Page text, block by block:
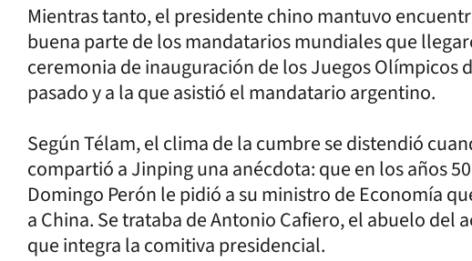
Mientras tanto, el presidente chino mantuvo
buena parte de los mandatarios mundiales que
ceremonia de inauguración de los Juegos Olímpicos
pasado y a la que asistió el mandatario argentino.
Según Télam, el clima de la cumbre se distendió
compartió a Jinping una anécdota: que en los años
Domingo Perón le pidió a su ministro de Economía
a China. Se trataba de Antonio Cafiero, el abuelo del
que integra la comitiva presidencial.